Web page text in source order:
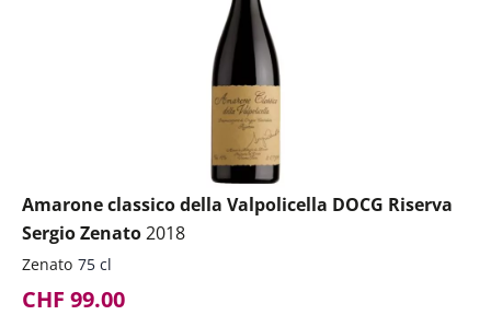
Amarone classico della Valpolicella DOCG Riserva
Sergio Zenato2018
Zenato 75 cl
CHF 99.00